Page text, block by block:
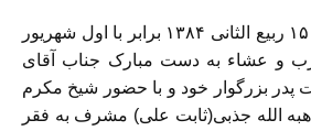
تا اینکه در روز یکشنبه ۱۵ ربیع الثانی ۱۳۸۴ برابر با اول شهریور
مغرب و عشاء به دست مبارک جناب آقای
پدر بزرگوار خود و با حضور شیخ مکرم
الله جذبی(ثابت علی) مشرف به فقر